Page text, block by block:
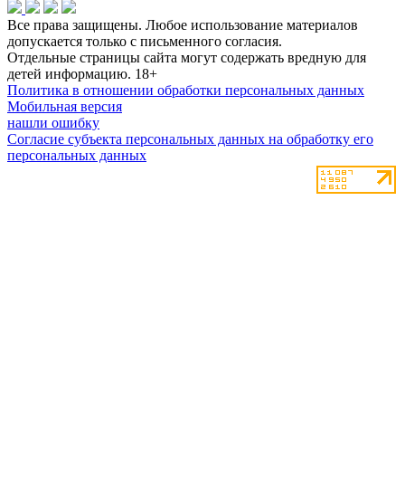
Все права защищены. Любое использование материалов
допускается только с письменного согласия.
Отдельные страницы сайта могут содержать вредную для
детей информацию. 18+
Политика в отношении обработки персональных данных
Мобильная версия
нашли ошибку
Согласие субъекта персональных данных на обработку его
персональных данных